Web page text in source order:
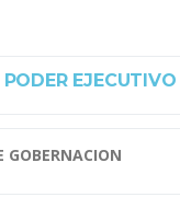
PODER EJECUTIVO
GOBERNACION